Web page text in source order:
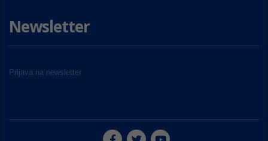
Newsletter
Prijava na newsletter